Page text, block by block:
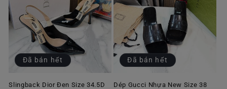
Đã bán hết
Slingback Dior Đen Size 34.5D
Đã bán hết
Dép Gucci Nhựa New Size 38